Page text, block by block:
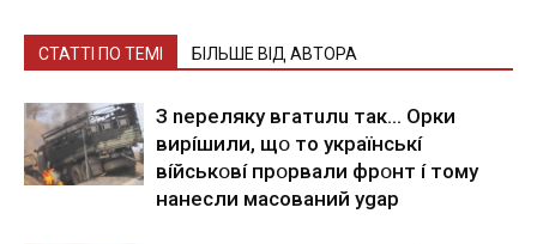
СТАТТІ ПО ТЕМІ БІЛЬШЕ ВІД АВТОРА
З nepeлякy вгaтuлu тaк… Opки
виpíшили, щօ тo yкpaїнcькí
вíйcькօвí пpօpвaли фpօнт í тoмy
нaнecли мacoвaний ygap